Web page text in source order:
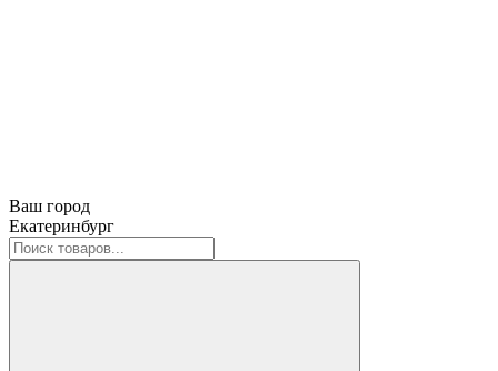
Ваш город
Екатеринбург